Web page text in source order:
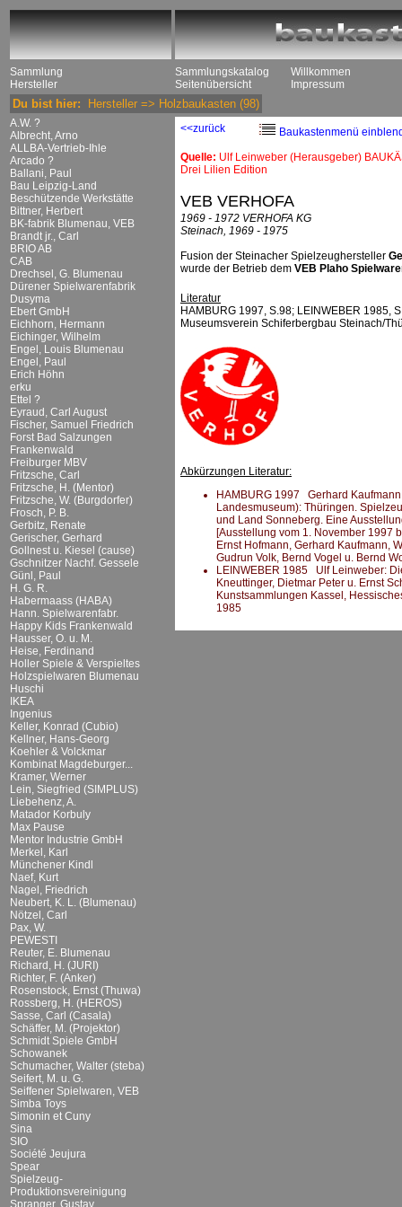
Sammlung
Hersteller
Sammlungskatalog
Seitenübersicht
Willkommen
Impressum
Du bist hier: Hersteller => Holzbaukasten (98)
A.W. ?
Albrecht, Arno
ALLBA-Vertrieb-Ihle
Arcado ?
Ballani, Paul
Bau Leipzig-Land
Beschützende Werkstätte
Bittner, Herbert
BK-fabrik Blumenau, VEB
Brandt jr., Carl
BRIO AB
CAB
Drechsel, G. Blumenau
Dürener Spielwarenfabrik
Dusyma
Ebert GmbH
Eichhorn, Hermann
Eichinger, Wilhelm
Engel, Louis Blumenau
Engel, Paul
Erich Höhn
erku
Ettel ?
Eyraud, Carl August
Fischer, Samuel Friedrich
Forst Bad Salzungen
Frankenwald
Freiburger MBV
Fritzsche, Carl
Fritzsche, H. (Mentor)
Fritzsche, W. (Burgdorfer)
Frosch, P. B.
Gerbitz, Renate
Gerischer, Gerhard
Gollnest u. Kiesel (cause)
Gschnitzer Nachf. Gessele
Günl, Paul
H. G. R.
Habermaass (HABA)
Hann. Spielwarenfabr.
Happy Kids Frankenwald
Hausser, O. u. M.
Heise, Ferdinand
Holler Spiele & Verspieltes
Holzspielwaren Blumenau
Huschi
IKEA
Ingenius
Keller, Konrad (Cubio)
Kellner, Hans-Georg
Koehler & Volckmar
Kombinat Magdeburger...
Kramer, Werner
Lein, Siegfried (SIMPLUS)
Liebehenz, A.
Matador Korbuly
Max Pause
Mentor Industrie GmbH
Merkel, Karl
Münchener Kindl
Naef, Kurt
Nagel, Friedrich
Neubert, K. L. (Blumenau)
Nötzel, Carl
Pax, W.
PEWESTI
Reuter, E. Blumenau
Richard, H. (JURI)
Richter, F. (Anker)
Rosenstock, Ernst (Thuwa)
Rossberg, H. (HEROS)
Sasse, Carl (Casala)
Schäffer, M. (Projektor)
Schmidt Spiele GmbH
Schowanek
Schumacher, Walter (steba)
Seifert, M. u. G.
Seiffener Spielwaren, VEB
Simba Toys
Simonin et Cuny
Sina
SIO
Société Jeujura
Spear
Spielzeug-
Produktionsvereinigung
Spranger, Gustav
<<zurück
Baukastenmenü
Quelle: Ulf Leinweber (Herausgeber)
Drei Lilien Edition
VEB VERHOFA
1969 - 1972 VERHOFA KG
Steinach, 1969 - 1975
Fusion der Steinacher Spielzeughersteller
wurde der Betrieb dem VEB Plaho
Literatur
HAMBURG 1997, S.98; LEINWEBER 1985,
Museumsverein Schiferbergbau Steinach/
Abkürzungen Literatur:
HAMBURG 1997 Gerhard
Landesmuseum): Thüringen.
und Land Sonneberg. Eine
[Ausstellung vom 1. November 1997
Ernst Hofmann, Gerhard Kaufmann,
Gudrun Volk, Bernd Vogel u. Bernd
LEINWEBER 1985 Ulf Leinweber:
Kneuttinger, Dietmar Peter u. Ernst
Kunstsammlungen Kassel,
1985